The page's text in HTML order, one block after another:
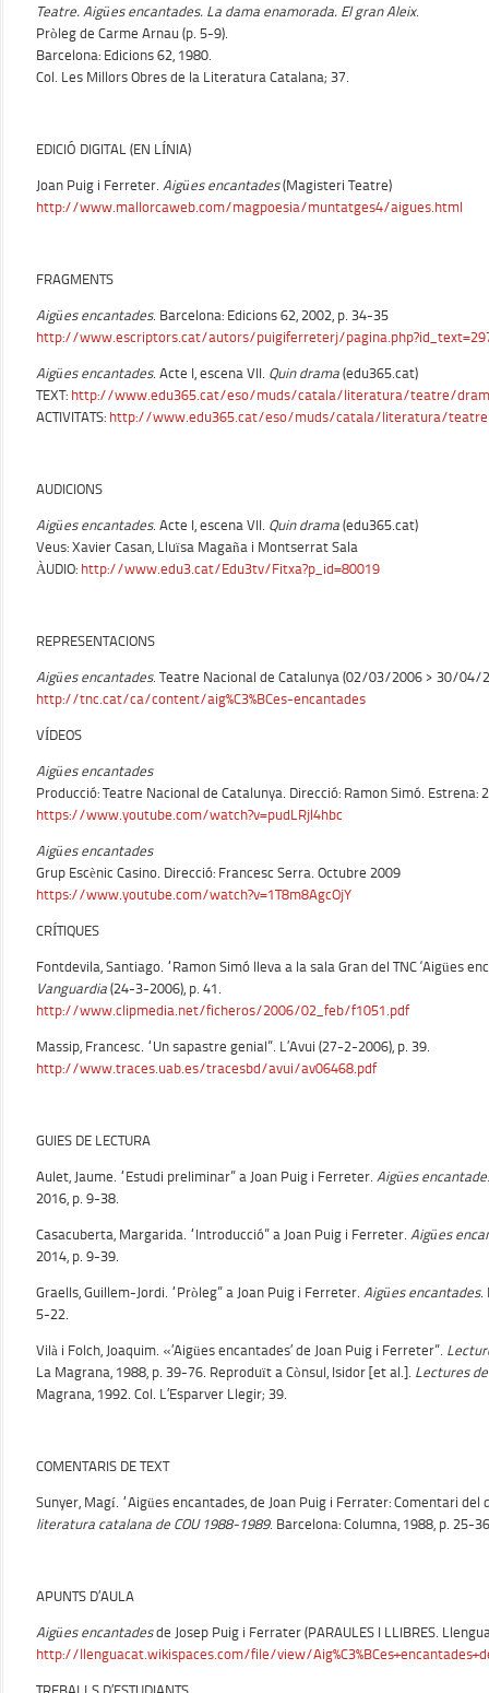
Teatre. Aigües encantades. La dama enamorada. El gran Aleix.
Pròleg de Carme Arnau (p. 5-9).
Barcelona: Edicions 62, 1980.
Col. Les Millors Obres de la Literatura Catalana; 37.
EDICIÓ DIGITAL (EN LÍNIA)
Joan Puig i Ferreter. Aigües encantades(Magisteri Teatre)
http://www.mallorcaweb.com/magpoesia/muntatges4/aigues.html
FRAGMENTS
Aigües encantades. Barcelona: Edicions 62, 2002, p. 34-35
http://www.escriptors.cat/autors/puigiferreterj/
Aigües encantades. Acte I, escena VII. Quin drama (edu365.cat)
TEXT: http://www.edu365.cat/eso/muds/catala/literatura/teatre/
ACTIVITATS: http://www.edu365.cat/eso/muds/catala/literatura/
AUDICIONS
Aigües encantades. Acte I, escena VII. Quin drama (edu365.cat)
Veus: Xavier Casan, Lluïsa Magaña i Montserrat Sala
ÀUDIO: http://www.edu3.cat/Edu3tv/Fitxa?p_id=80019
REPRESENTACIONS
Aigües encantades. Teatre Nacional de Catalunya (02/03/2006 > 30/04/
http://tnc.cat/ca/content/aig%C3%BCes-encantades
VÍDEOS
Aigües encantades
Producció: Teatre Nacional de Catalunya. Direcció: Ramon Simó. Estrena:
https://www.youtube.com/watch?v=pudLRjl4hbc
Aigües encantades
Grup Escènic Casino. Direcció: Francesc Serra. Octubre 2009
https://www.youtube.com/watch?v=1T8m8AgcOjY
CRÍTIQUES
Fontdevila, Santiago. “Ramon Simó lleva a la sala Gran del TNC ‘Aigües
Vanguardia (24-3-2006), p. 41.
http://www.clipmedia.net/ficheros/2006/02_feb/f1051.pdf
Massip, Francesc. “Un sapastre genial”. L’Avui (27-2-2006), p. 39.
http://www.traces.uab.es/tracesbd/avui/av06468.pdf
GUIES DE LECTURA
Aulet, Jaume. “Estudi preliminar” a Joan Puig i Ferreter. Aigües
2016, p. 9-38.
Casacuberta, Margarida. “Introducció” a Joan Puig i Ferreter. Aigües
2014, p. 9-39.
Graells, Guillem-Jordi. “Pròleg” a Joan Puig i Ferreter. Aigües encantades.
5-22.
Vilà i Folch, Joaquim. «’Aigües encantades’ de Joan Puig i Ferreter”.
La Magrana, 1988, p. 39-76. Reproduït a Cònsul, Isidor [et al.]. Lectures
Magrana, 1992. Col. L’Esparver Llegir; 39.
COMENTARIS DE TEXT
Sunyer, Magí. “Aigües encantades, de Joan Puig i Ferrater: Comentari del
literatura catalana de COU 1988-1989. Barcelona: Columna, 1988, p. 25-
APUNTS D’AULA
Aigües encantadesde Josep Puig i Ferrater (PARAULES I LLIBRES.
http://llenguacat.wikispaces.com/file/view/